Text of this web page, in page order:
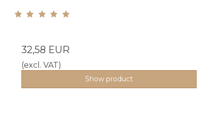
32,58 EUR
(excl. VAT)
Show product